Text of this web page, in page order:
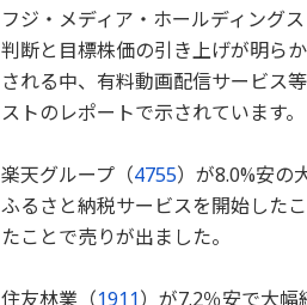
フジ・メディア・ホールディング
判断と目標株価の引き上げが明ら
される中、有料動画配信サービス
ストのレポートで示されています。
楽天グループ（4755）が8.0%安の
ふるさと納税サービスを開始した
たことで売りが出ました。
住友林業（1911）が7.2％安で大